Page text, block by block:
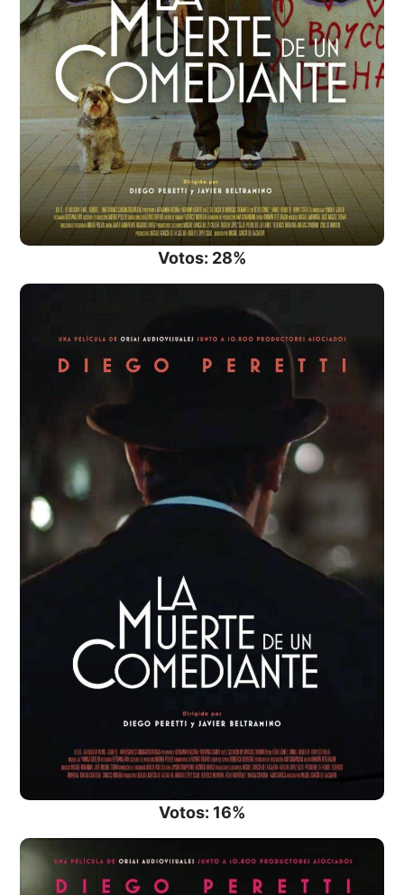
Votos: 28%
Votos: 16%